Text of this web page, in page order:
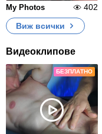
My Photos
402
Виж всички
Видеоклипове
БЕЗПЛАТНО